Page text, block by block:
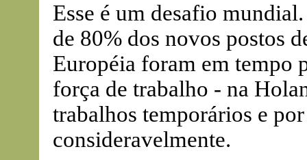
Esse é um desafio
de 80% dos novos postos
Européia foram em tempo
força de trabalho - na
trabalhos temporários e
consideravelmente.